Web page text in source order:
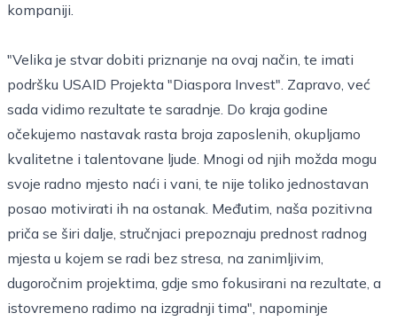
kompaniji.
"Velika je stvar dobiti priznanje na ovaj način, te imati
podršku USAID Projekta "Diaspora Invest". Zapravo, već
sada vidimo rezultate te saradnje. Do kraja godine
očekujemo nastavak rasta broja zaposlenih, okupljamo
kvalitetne i talentovane ljude. Mnogi od njih možda mogu
svoje radno mjesto naći i vani, te nije toliko jednostavan
posao motivirati ih na ostanak. Međutim, naša pozitivna
priča se širi dalje, stručnjaci prepoznaju prednost radnog
mjesta u kojem se radi bez stresa, na zanimljivim,
dugoročnim projektima, gdje smo fokusirani na rezultate, a
istovremeno radimo na izgradnji tima", napominje